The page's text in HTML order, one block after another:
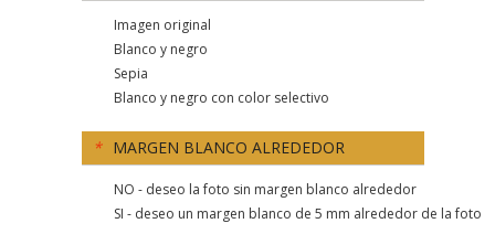
Imagen original
Blanco y negro
Sepia
Blanco y negro con color selectivo
* MARGEN BLANCO ALREDEDOR
NO - deseo la foto sin margen blanco alrededor
SI - deseo un margen blanco de 5 mm alrededor de la foto